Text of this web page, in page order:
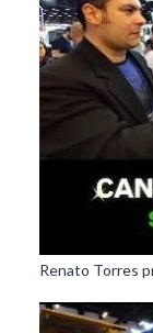
Renato Torres